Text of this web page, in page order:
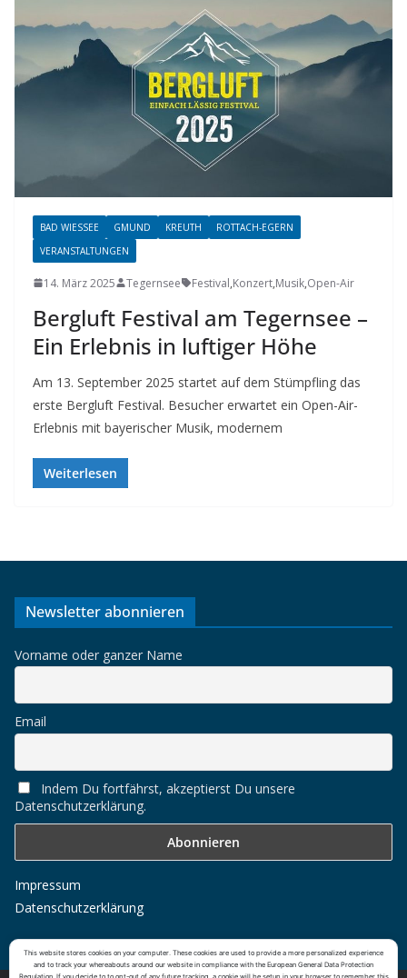
BAD WIESSEE GMUND KREUTH
ROTTACH-EGERN
VERANSTALTUNGEN
14. März 2025 Tegernsee Festival,Konzert,Musik,Open-Air
Bergluft Festival am Tegernsee –
Ein Erlebnis in luftiger Höhe
Am 13. September 2025 startet auf dem Stümpfling das
erste Bergluft Festival. Besucher erwartet ein Open-Air-
Erlebnis mit bayerischer Musik, modernem
Weiterlesen
Newsletter abonnieren
Vorname oder ganzer Name
Email
Indem Du fortfährst, akzeptierst Du unsere
Datenschutzerklärung.
Impressum
Datenschutzerklärung
This website stores cookies on your computer. These cookies are used to provide a more personalized experience
and to track your whereabouts around our website in compliance with the European General Data Protection